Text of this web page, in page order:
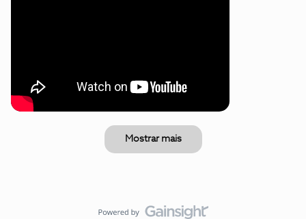
Mostrar mais